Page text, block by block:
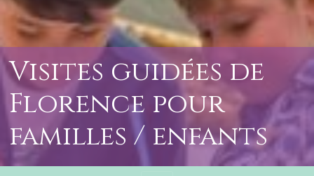
Visites guidées de
Florence pour
familles / enfants